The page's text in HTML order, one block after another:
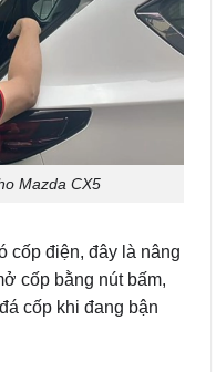
Mazda CX5
cốp điện, đây là nâng
cốp bằng nút bấm,
cốp khi đang bận